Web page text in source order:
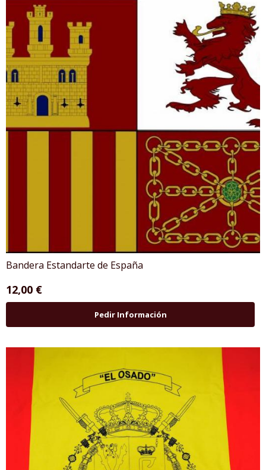
Bandera Estandarte de España
12,00 €
Pedir Información